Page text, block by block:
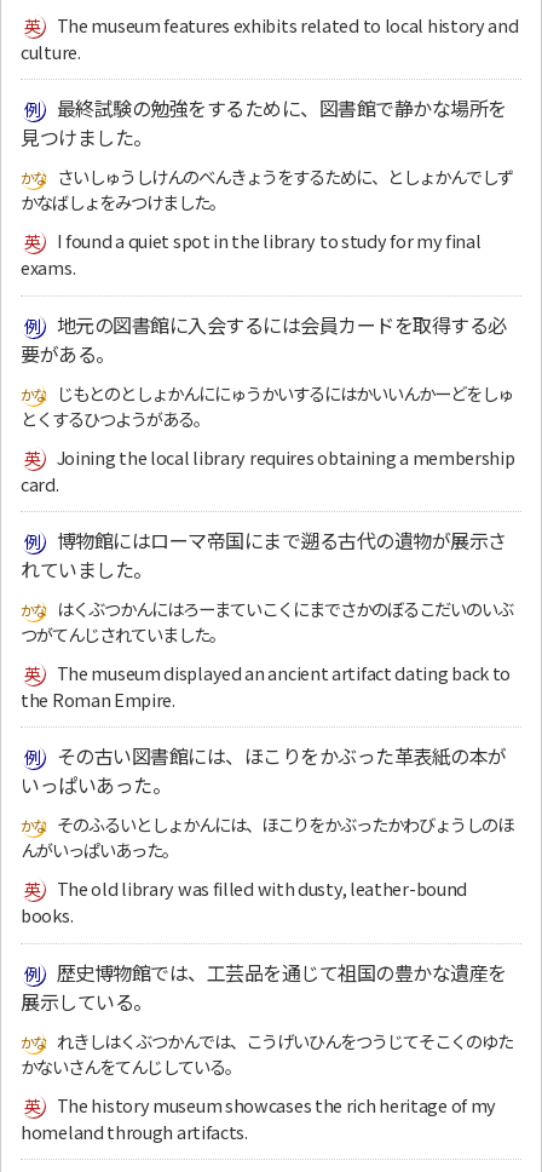
The museum features exhibits related to local history and
culture.
最終試験の勉強をするために、図書館で静かな場所を
見つけました。
さいしゅうしけんのべんきょうをするために、としょかんでしず
かなばしょをみつけました。
I found a quiet spot in the library to study for my final
exams.
地元の図書館に入会するには会員カードを取得する必
要がある。
じもとのとしょかんににゅうかいするにはかいいんかーどをしゅ
とくするひつようがある。
Joining the local library requires obtaining a membership
card.
博物館にはローマ帝国にまで遡る古代の遺物が展示さ
れていました。
はくぶつかんにはろーまていこくにまでさかのぼるこだいのいぶ
つがてんじされていました。
The museum displayed an ancient artifact dating back to
the Roman Empire.
その古い図書館には、ほこりをかぶった革表紙の本が
いっぱいあった。
そのふるいとしょかんには、ほこりをかぶったかわびょうしのほ
んがいっぱいあった。
The old library was filled with dusty, leather-bound
books.
歴史博物館では、工芸品を通じて祖国の豊かな遺産を
展示している。
れきしはくぶつかんでは、こうげいひんをつうじてそこくのゆた
かないさんをてんじしている。
The history museum showcases the rich heritage of my
homeland through artifacts.